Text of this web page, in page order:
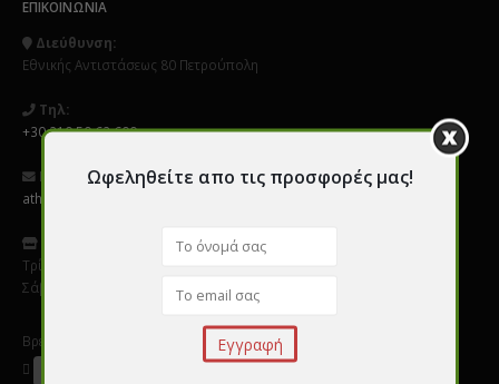
ΕΠΙΚΟΙΝΩΝΊΑ
Διεύθυνση:
Εθνικής Αντιστάσεως 80 Πετρούπολη
Τηλ:
+30 210 50 62 600
Email:
athens@perfect-nails.gr
Τρίτη - Παρασκεύη 9:00 - 20:00
Σάββατο 10:00 - 16:00
Βρείτε μας σε Social Media
Ωφεληθείτε απο τις προσφορές μας!